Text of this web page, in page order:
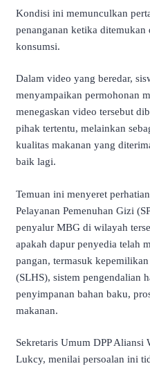
Kondisi ini memunculkan
penanganan ketika
konsumsi.
Dalam video yang beredar,
menyampaikan permohonan
menegaskan video tersebut
pihak tertentu, melainkan
kualitas makanan yang
baik lagi.
Temuan ini menyeret
Pelayanan Pemenuhan Gizi
penyalur MBG di wilayah
apakah dapur penyedia telah
pangan, termasuk
(SLHS), sistem pengendalian
penyimpanan bahan baku,
makanan.
Sekretaris Umum DPP Aliansi
Lukcy, menilai persoalan ini